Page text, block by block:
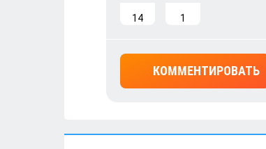
14 1
КОММЕНТИРОВАТЬ